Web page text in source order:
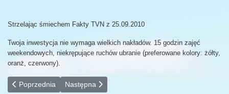
Strzelając śmiechem Fakty TVN z 25.09.2010
Twoja inwestycja nie wymaga wielkich nakładów. 15 godzin zajęć
weekendowych, niekrępujące ruchów ubranie (preferowane kolory: żółty,
oranż, czerwony).
Poprzednia strona: Wellness - Umysł, Ciało i Żywy Dźwięk
Poprzednia Następna strona: Śmiechoterapia - integracja
Następna